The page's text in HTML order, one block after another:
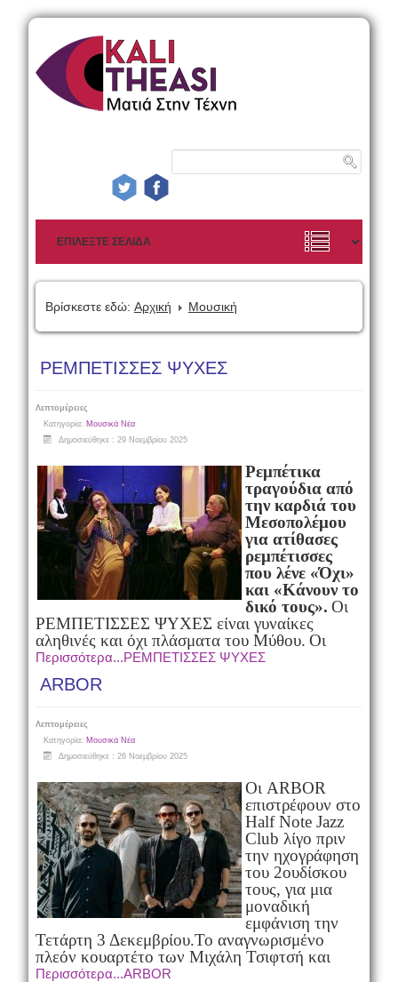
Βρίσκεστε εδώ: Αρχική Μουσική
ΡΕΜΠΕΤΙΣΣΕΣ ΨΥΧΕΣ
Λεπτομέρειες
Κατηγορία: Μουσικά Νέα
Δημοσιεύθηκε : 29 Νοεμβρίου 2025
Ρεμπέτικα
τραγούδια από
την καρδιά του
Μεσοπολέμου
για ατίθασες
ρεμπέτισσες
που λένε «Όχι»
και «Κάνουν το
δικό τους». Οι
ΡΕΜΠΕΤΙΣΣΕΣ ΨΥΧΕΣ είναι γυναίκες
αληθινές και όχι πλάσματα του Μύθου. Οι
Περισσότερα...ΡΕΜΠΕΤΙΣΣΕΣ ΨΥΧΕΣ
ARBOR
Λεπτομέρειες
Κατηγορία: Μουσικά Νέα
Δημοσιεύθηκε : 26 Νοεμβρίου 2025
Οι ARBOR
επιστρέφουν στο
Half Note Jazz
Club λίγο πριν
την ηχογράφηση
του 2ουδίσκου
τους, για μια
μοναδική
εμφάνιση την
Τετάρτη 3 Δεκεμβρίου.Το αναγνωρισμένο
πλεόν κουαρτέτο των Μιχάλη Τσιφτσή και
Περισσότερα...ARBOR